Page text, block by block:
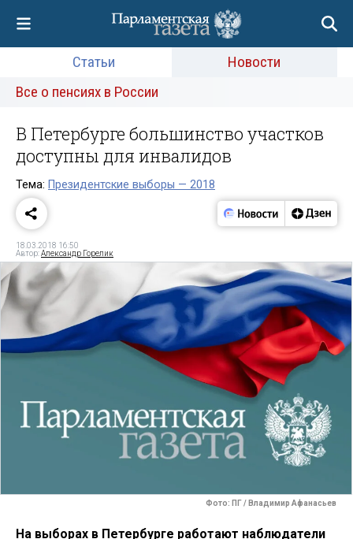
Статьи
Новости
Все о пенсиях в России
В Петербурге большинство участков
доступны для инвалидов
Тема: Президентские выборы — 2018
18.03.2018 16:50
Автор:Александр Горелик
Фото: ПГ / Владимир Афанасьев
На выборах в Петербурге работают наблюдатели